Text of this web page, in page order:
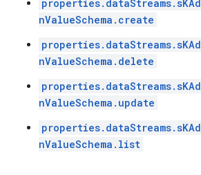
nValueSchema.create
nValueSchema.delete
nValueSchema.update
nValueSchema.list